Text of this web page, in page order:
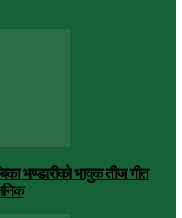
भण्डारीको भावुक तीज गीत